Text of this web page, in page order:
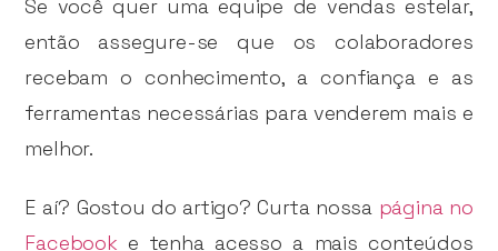
Se você quer uma equipe de vendas estelar,
então assegure-se que os colaboradores
recebam o conhecimento, a confiança e as
ferramentas necessárias para venderem mais e
melhor.
E aí? Gostou do artigo? Curta nossa página no
Facebook e tenha acesso a mais conteúdos